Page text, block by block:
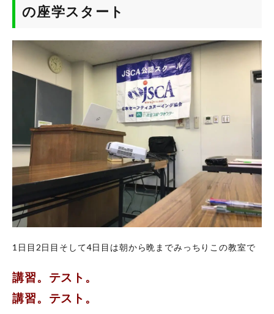
の座学スタート
1日目2日目そして4日目は朝から晩までみっちりこの教室で
講習。テスト。
講習。テスト。